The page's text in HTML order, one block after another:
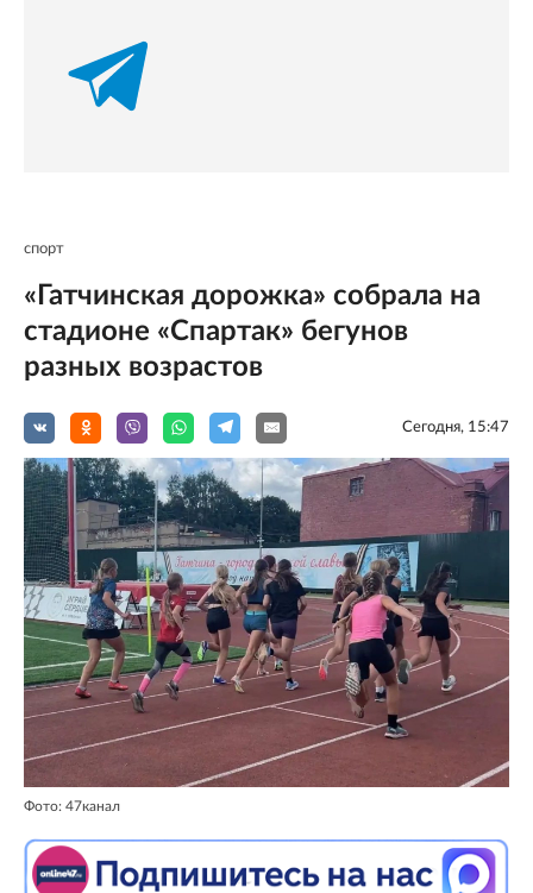
спорт
«Гатчинская дорожка» собрала на
стадионе «Спартак» бегунов
разных возрастов
Сегодня, 15:47
Фото: 47канал